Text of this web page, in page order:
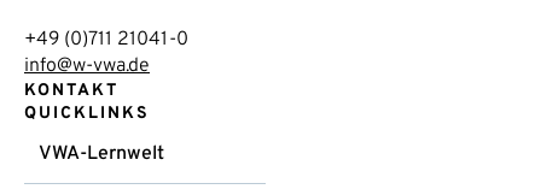
+49 (0)711 21041-0
info@w-vwa.de
KONTAKT
QUICKLINKS
VWA-Lernwelt